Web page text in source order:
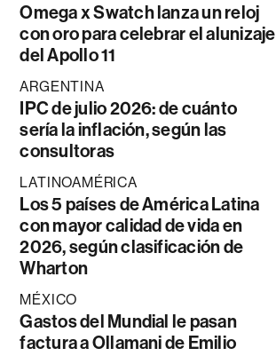
Omega x Swatch lanza un reloj
con oro para celebrar el alunizaje
del Apollo 11
ARGENTINA
IPC de julio 2026: de cuánto
sería la inflación, según las
consultoras
LATINOAMÉRICA
Los 5 países de América Latina
con mayor calidad de vida en
2026, según clasificación de
Wharton
MÉXICO
Gastos del Mundial le pasan
factura a Ollamani de Emilio